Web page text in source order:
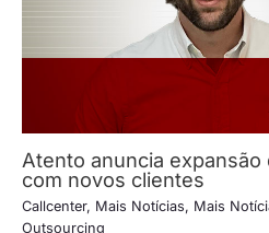
Atento anuncia expansão
com novos clientes
Callcenter, Mais Notícias, Mais
Outsourcing